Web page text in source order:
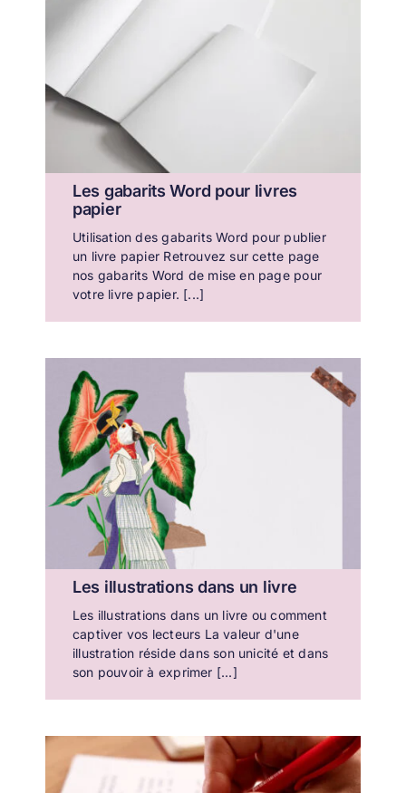
Les gabarits Word pour livres
papier
Utilisation des gabarits Word pour publier
un livre papier Retrouvez sur cette page
nos gabarits Word de mise en page pour
votre livre papier. [...]
Les illustrations dans un livre
Les illustrations dans un livre ou comment
captiver vos lecteurs La valeur d'une
illustration réside dans son unicité et dans
son pouvoir à exprimer [...]